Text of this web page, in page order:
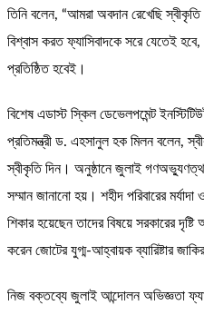
তিনি বলেন, “আমরা অবদান রেখেছি
বিশ্বাস করত ফ্যাসিবাদকে সরে যেতেই হবে,
প্রতিষ্ঠিত হবেই।
বিশেষ এডাস্ট স্কিল ডেভেলপমেন্ট
প্রতিমন্ত্রী ড. এহসানুল হক মিলন বলেন,
স্বীকৃতি দিন। অনুষ্ঠানে জুলাই
সম্মান জানানো হয়। শহীদ পরিবারের মর্যাদা
শিকার হয়েছেন তাদের বিষয়ে সরকারের
করেন জোটের যুগ্ম-আহ্বায়ক ব্যারিষ্টার
নিজ বক্তব্যে জুলাই আন্দোলন অভিজ্ঞতা